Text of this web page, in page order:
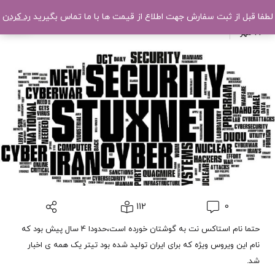
1397
22 مهر
ویروسی تازه برای ایران!
0
112
حتما نام استاکس نت به گوشتان خورده است،حدودا 4 سال پیش بود که
نام این ویروس ویژه که برای ایران تولید شده بود تیتر یک همه ی اخبار
شد.
لطفا قبل از ثبت سفارش جهت اطلاع از قیمت ها با ما تماس بگیریدرد کردن